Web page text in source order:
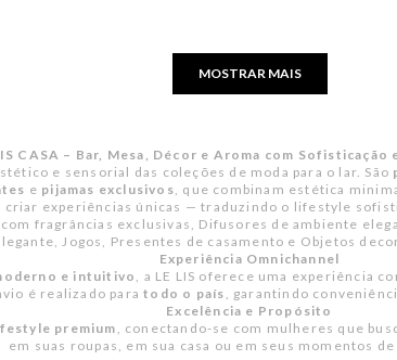
MOSTRAR MAIS
CASA – Bar, Mesa, Décor e Aroma com
e sensorial das coleções de moda para o lar. São
e pijamas exclusivos, que combinam estética
criar experiências únicas — traduzindo o lifestyle
fragrâncias exclusivas, Difusores de ambiente
Jogos, Presentes de casamento e Objetos
Experiência Omnichannel
e intuitivo, a LE LIS oferece uma experiência
é realizado paratodo o país , garantindo
Excelência e Propósito
premium , conectando-se com mulheres que
em suas roupas, em sua casa ou em seus momentos